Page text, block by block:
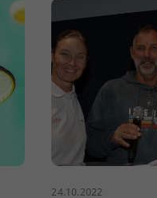
24.10.2022